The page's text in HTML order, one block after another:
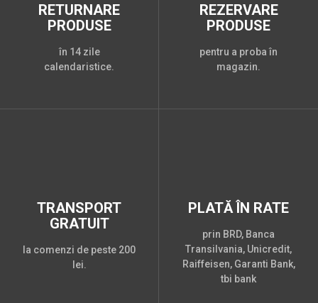
RETURNARE
PRODUSE
în 14 zile
calendaristice.
REZERVARE
PRODUSE
pentru a proba în
magazin.
TRANSPORT
GRATUIT
la comenzi de peste 200
lei.
PLATĂ ÎN RATE
prin BRD, Banca
Transilvania, Unicredit,
Raiffeisen, Garanti Bank,
tbi bank